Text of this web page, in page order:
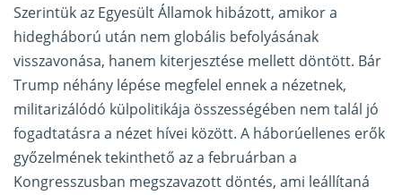
Szerintük az Egyesült Államok hibázott, amikor a
hidegháború után nem globális befolyásának
visszavonása, hanem kiterjesztése mellett döntött. Bár
Trump néhány lépése megfelel ennek a nézetnek,
militarizálódó külpolitikája összességében nem talál jó
fogadtatásra a nézet hívei között. A háborúellenes erők
győzelmének tekinthető az a februárban a
Kongresszusban megszavazott döntés, ami leállítaná